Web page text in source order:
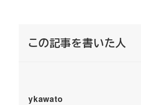
この記事を書いた人
ykawato